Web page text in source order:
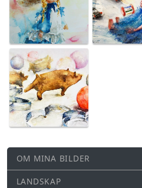
OM MINA BILDER
LANDSKAP